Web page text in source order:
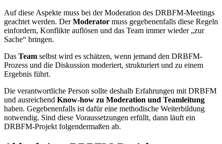
Auf diese Aspekte muss bei der Moderation des DRBFM-Meetings
geachtet werden. DerModerator muss gegebenenfalls diese Regeln
einfordern, Konflikte auflösen und das Team immer wieder „zur
Sache“ bringen.
Das Team selbst wird es schätzen, wenn jemand den DRBFM-
Prozess und die Diskussion moderiert, strukturiert und zu einem
Ergebnis führt.
Die verantwortliche Person sollte deshalb Erfahrungen mit DRBFM
und ausreichend Know-how zu Moderation und Teamleitung
haben. Gegebenenfalls ist dafür eine methodische Weiterbildung
notwendig. Sind diese Voraussetzungen erfüllt, dann läuft ein
DRBFM-Projekt folgendermaßen ab.